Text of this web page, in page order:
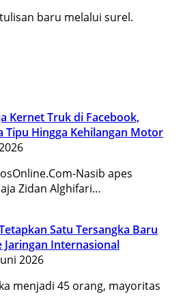
baru melalui surel.
Kernet Truk di Facebook,
Tipu Hingga Kehilangan Motor
Nasib apes
Zidan Alghifari…
Satu Tersangka Baru
Jaringan Internasional
2026
menjadi 45 orang, mayoritas